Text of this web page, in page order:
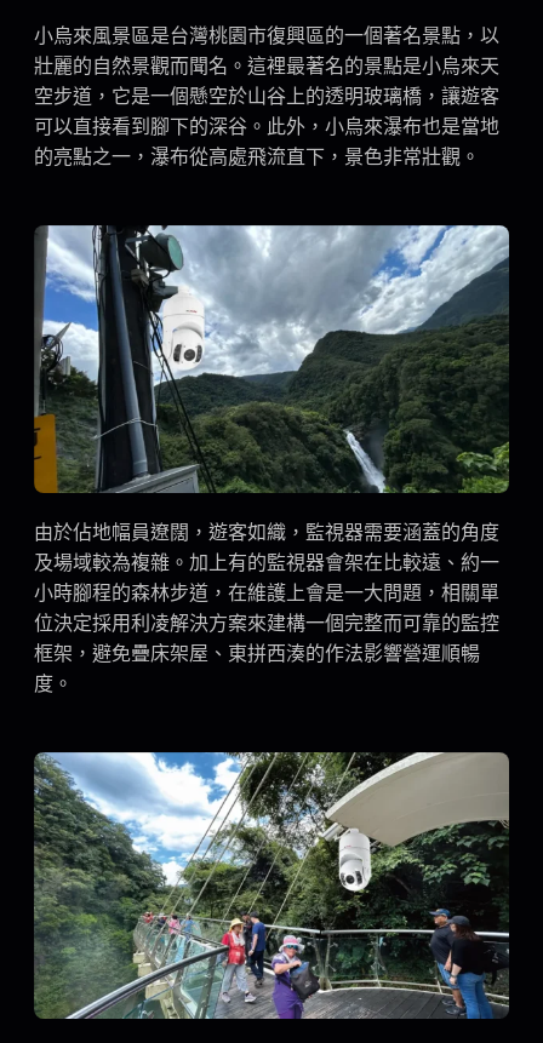
小烏來風景區是台灣桃園市復興區的一個著名景點，以
壯麗的自然景觀而聞名。這裡最著名的景點是小烏來天
空步道，它是一個懸空於山谷上的透明玻璃橋，讓遊客
可以直接看到腳下的深谷。此外，小烏來瀑布也是當地
的亮點之一，瀑布從高處飛流直下，景色非常壯觀。
由於佔地幅員遼闊，遊客如織，監視器需要涵蓋的角度
及場域較為複雜。加上有的監視器會架在比較遠、約一
小時腳程的森林步道，在維護上會是一大問題，相關單
位決定採用利凌解決方案來建構一個完整而可靠的監控
框架，避免疊床架屋、東拼西湊的作法影響營運順暢
度。